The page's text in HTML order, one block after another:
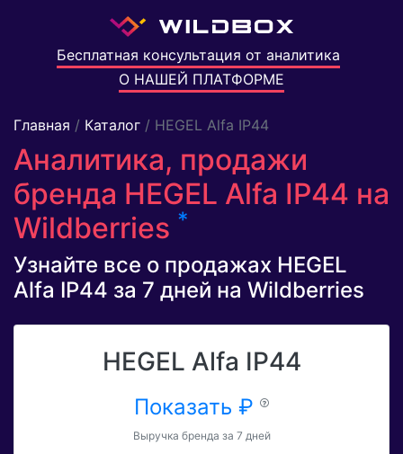
Бесплатная консультация от аналитика
О НАШЕЙ ПЛАТФОРМЕ
Главная / Каталог / HEGEL Alfa IP44
Аналитика, продажи
бренда HEGEL Alfa IP44 на
Wildberries *
Узнайте все о продажах HEGEL
Alfa IP44 за 7 дней на Wildberries
HEGEL Alfa IP44
Показать ₽
Выручка бренда за 7 дней